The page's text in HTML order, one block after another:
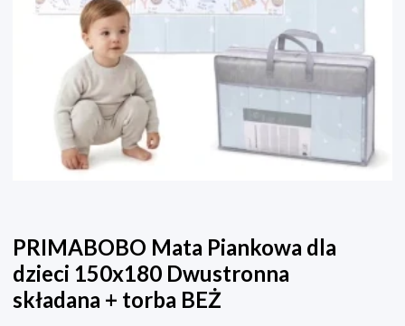
PRIMABOBO Mata Piankowa dla
dzieci 150x180 Dwustronna
składana + torba BEŻ